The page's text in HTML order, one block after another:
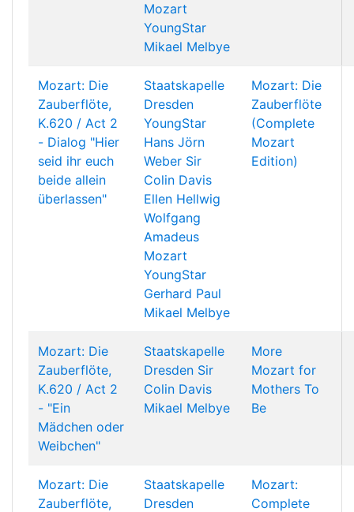
Mozart
YoungStar
Mikael Melbye
Mozart: Die
Zauberflöte,
K.620 / Act 2
- Dialog "Hier
seid ihr euch
beide allein
überlassen"
Staatskapelle
Dresden
YoungStar
Hans Jörn
Weber Sir
Colin Davis
Ellen Hellwig
Wolfgang
Amadeus
Mozart
YoungStar
Gerhard Paul
Mikael Melbye
Mozart: Die
Zauberflöte
(Complete
Mozart
Edition)
Mozart: Die
Zauberflöte,
K.620 / Act 2
- "Ein
Mädchen oder
Weibchen"
Staatskapelle
Dresden Sir
Colin Davis
Mikael Melbye
More
Mozart for
Mothers To
Be
Mozart: Die
Zauberflöte,
Staatskapelle
Dresden
Mozart:
Complete